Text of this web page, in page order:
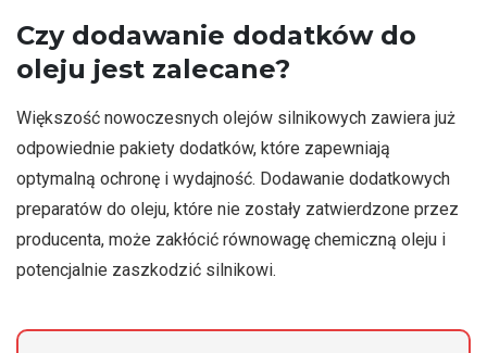
Czy dodawanie dodatków do
oleju jest zalecane?
Większość nowoczesnych olejów silnikowych zawiera już
odpowiednie pakiety dodatków, które zapewniają
optymalną ochronę i wydajność. Dodawanie dodatkowych
preparatów do oleju, które nie zostały zatwierdzone przez
producenta, może zakłócić równowagę chemiczną oleju i
potencjalnie zaszkodzić silnikowi.